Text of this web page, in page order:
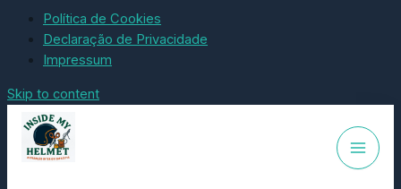
Política de Cookies
Declaração de Privacidade
Impressum
Skip to content